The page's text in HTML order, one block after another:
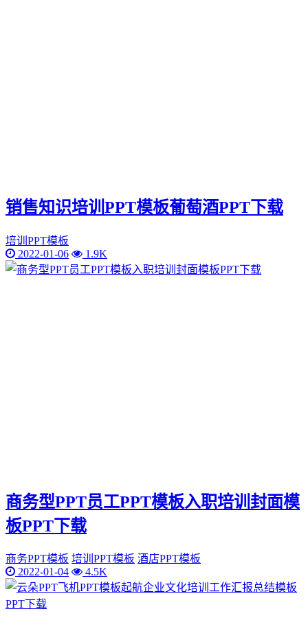
销售知识培训PPT模板葡萄酒PPT下载
培训PPT模板
2022-01-06
1.9K
商务型PPT员工PPT模板入职培训封面模
板PPT下载
商务PPT模板 培训PPT模板 酒店PPT模板
2022-01-04
4.5K